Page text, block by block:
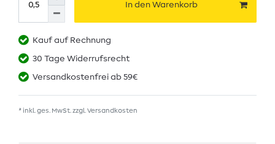
In den Warenkorb
Kauf auf Rechnung
30 Tage Widerrufsrecht
Versandkostenfrei ab 59€
* inkl. ges. MwSt. zzgl. Versandkosten